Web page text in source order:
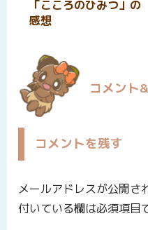
「こころのひみつ」の
感想
コメント
コメントを残す
メールアドレスが公開さ
付いている欄は必須項目